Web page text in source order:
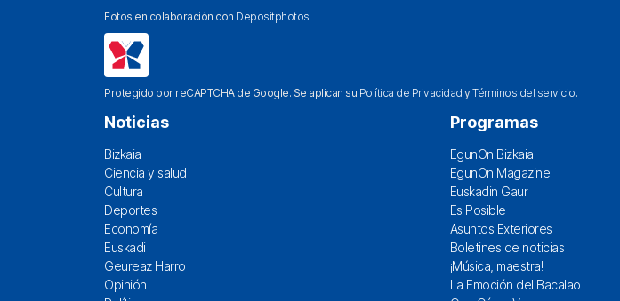
Fotos en colaboración con Depositphotos
Protegido por reCAPTCHA de Google. Se aplican su Política de Privacidad yTérminos del servicio.
Noticias
Bizkaia
Ciencia y salud
Cultura
Deportes
Economía
Euskadi
Geureaz Harro
Opinión
Programas
EgunOn Bizkaia
EgunOn Magazine
Euskadin Gaur
Es Posible
Asuntos Exteriores
Boletines de noticias
¡Música, maestra!
La Emoción del Bacalao